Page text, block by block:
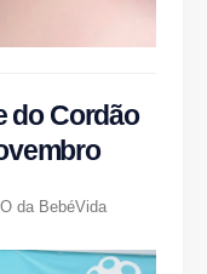
do Cordão
da BebéVida